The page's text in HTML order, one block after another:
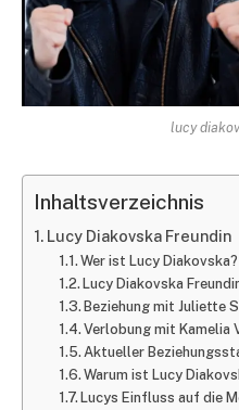
lucy
Inhaltsverzeichnis
Lucy Diakovska Freundin
Wer ist Lucy Diakovska?
Lucy Diakovska
Beziehung mit Juliette
Verlobung mit Kamelia
Aktueller
Warum ist Lucy
Lucys Einfluss auf die